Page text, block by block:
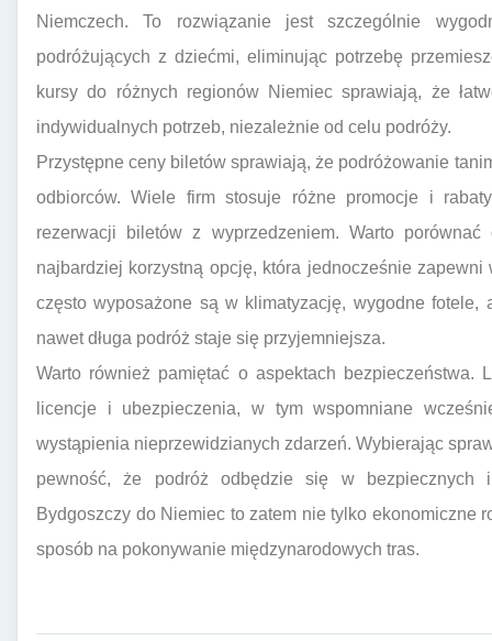
Niemczech. To rozwiązanie jest szczególnie
podróżujących z dziećmi, eliminując potrzebę
kursy do różnych regionów Niemiec sprawiają, że
indywidualnych potrzeb, niezależnie od celu podróży.
Przystępne ceny biletów sprawiają, że podróżowanie
odbiorców. Wiele firm stosuje różne promocje i
rezerwacji biletów z wyprzedzeniem. Warto
najbardziej korzystną opcję, która jednocześnie
często wyposażone są w klimatyzację, wygodne
nawet długa podróż staje się przyjemniejsza.
Warto również pamiętać o aspektach bezpieczeństwa.
licencje i ubezpieczenia, w tym wspomniane
wystąpienia nieprzewidzianych zdarzeń. Wybierając
pewność, że podróż odbędzie się w bezpiecznych
Bydgoszczy do Niemiec to zatem nie tylko ekonomiczne
sposób na pokonywanie międzynarodowych tras.